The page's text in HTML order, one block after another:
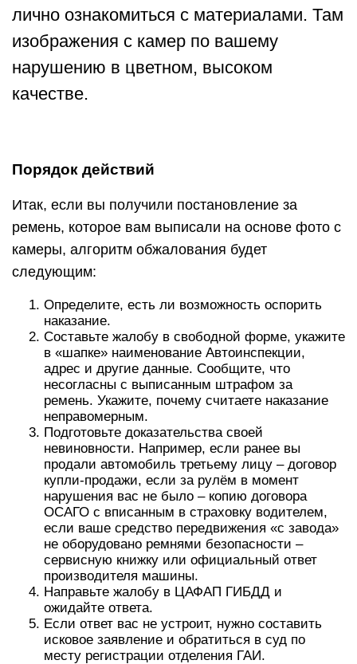
лично ознакомиться с материалами. Там
изображения с камер по вашему
нарушению в цветном, высоком
качестве.
Порядок действий
Итак, если вы получили постановление за
ремень, которое вам выписали на основе фото с
камеры, алгоритм обжалования будет
следующим:
Определите, есть ли возможность оспорить
наказание.
Составьте жалобу в свободной форме, укажите
в «шапке» наименование Автоинспекции,
адрес и другие данные. Сообщите, что
несогласны с выписанным штрафом за
ремень. Укажите, почему считаете наказание
неправомерным.
Подготовьте доказательства своей
невиновности. Например, если ранее вы
продали автомобиль третьему лицу – договор
купли-продажи, если за рулём в момент
нарушения вас не было – копию договора
ОСАГО с вписанным в страховку водителем,
если ваше средство передвижения «с завода»
не оборудовано ремнями безопасности –
сервисную книжку или официальный ответ
производителя машины.
Направьте жалобу в ЦАФАП ГИБДД и
ожидайте ответа.
Если ответ вас не устроит, нужно составить
исковое заявление и обратиться в суд по
месту регистрации отделения ГАИ.